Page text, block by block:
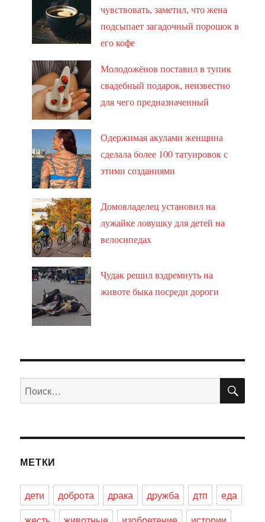
чувствовать, заметил, что жена
подсыпает загадочный порошок в
его кофе
Молодожёнов поставил в тупик
свадебный подарок, неизвестно
для чего предназначенный
Одержимая акулами женщина
сделала более 100 татуировок с
этими созданиями
Домовладелец установил на
лужайке ловушку для детей на
велосипедах
Чудак решил вздремнуть на
животе быка посреди дороги
Искать:
МЕТКИ
дети доброта драка дружба дтп
еда